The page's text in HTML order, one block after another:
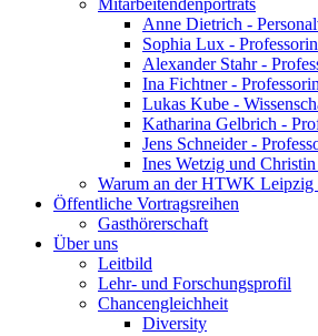
Anne Dietrich -
Sophia Lux - Professorin
Alexander Stahr -
Ina Fichtner - Professorin
Lukas Kube -
Katharina Gelbrich -
Jens Schneider -
Ines Wetzig und
Warum an der HTWK Leipzig
Öffentliche Vortragsreihen
Gasthörerschaft
Über uns
Leitbild
Lehr- und Forschungsprofil
Chancengleichheit
Diversity